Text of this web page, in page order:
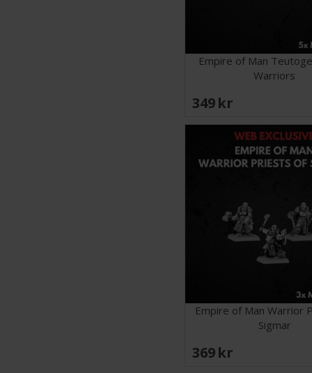
Empire of Man
Warriors
349 SEK
Empire of Man Warrior
Sigmar
369 SEK